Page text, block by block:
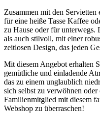
Zusammen mit den Servietten
für eine heiße Tasse Kaffee
zu Hause oder für
als auch stilvoll, mit einer
zeitlosen Design, das jeden
Mit diesem Angebot erhalten
gemütliche und einladende
das zu einem unglaublich
sich selbst zu verwöhnen
Familienmitglied mit diesem
Webshop zu überraschen!